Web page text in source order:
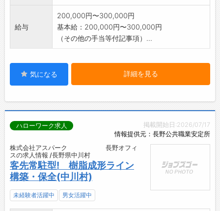
給与
200,000円〜300,000円
基本給：200,000円〜300,000円
（その他の手当等付記事項）...
気になる 詳細を見る
掲載開始日:2026/07/17
情報提供元：長野公共職業安定所
ハローワーク求人
株式会社アスパーク 長野オフィ
スの求人情報 /長野県中川村
客先常駐型! 樹脂成形ライン
構築・保全(中川村)
未経験者活躍中 男女活躍中